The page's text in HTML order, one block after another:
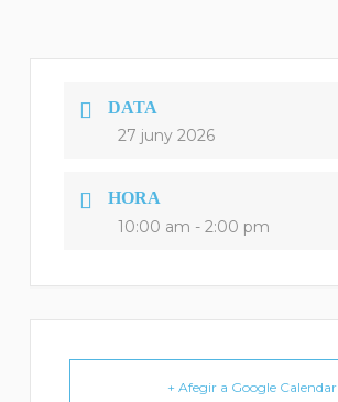
DATA
27 juny 2026
HORA
10:00 am - 2:00 pm
+ Afegir a Google Calendar